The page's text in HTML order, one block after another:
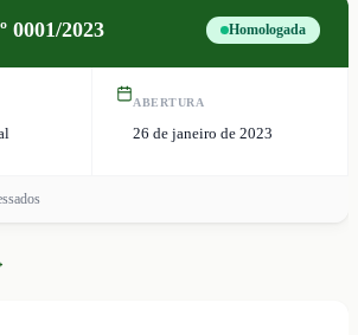
0001/2023 Homologada
ABERTURA
26 de janeiro de 2023
s